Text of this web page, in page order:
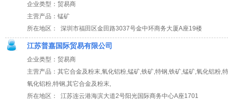
企业类型：贸易商
主营产品：锰矿
所在地区： 深圳市福田区金田路3037号金中环商务大厦A座19楼
江苏普嘉国际贸易有限公司
企业类型：贸易商
主营产品：其它合金及粉末,氧化铝粉,锰矿,铁矿,特钢,铁矿,锰矿,氧化铝粉,
氧化铝粉,特钢,其它合金及粉末,
所在地区： 江苏连云港海滨大道2号阳光国际商务中心A座1701